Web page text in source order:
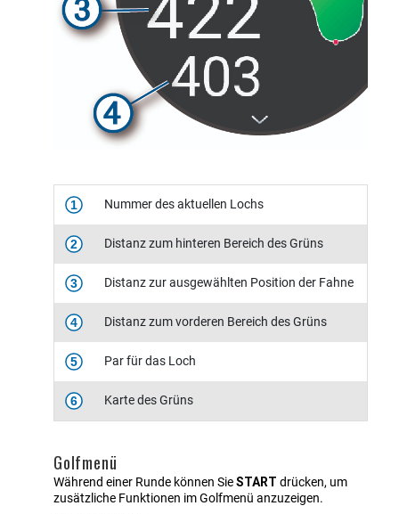
1 Nummer des aktuellen Lochs
2 Distanz zum hinteren Bereich des Grüns
3 Distanz zur ausgewählten Position der Fahne
4 Distanz zum vorderen Bereich des Grüns
5 Par für das Loch
6 Karte des Grüns
Golfmenü
Während einer Runde können SieSTART drücken, um
zusätzliche Funktionen im Golfmenü anzuzeigen.